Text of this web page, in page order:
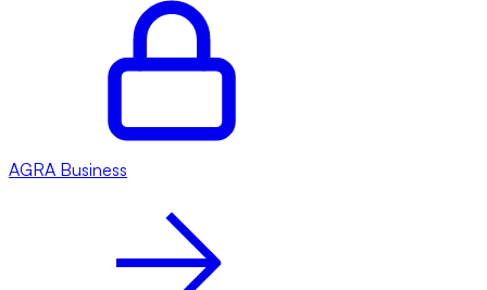
AGRA Business